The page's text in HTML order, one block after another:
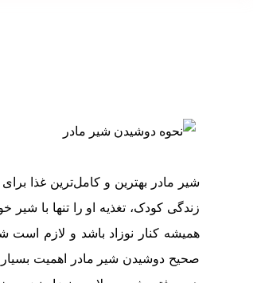
شیر مادر بهترین و کامل‌ترین غذا
زندگی کودک، تغذیه او را تنها با شیر
همیشه کنار نوزاد باشد و لازم است
صحیح دوشیدن شیر مادر اهمیت